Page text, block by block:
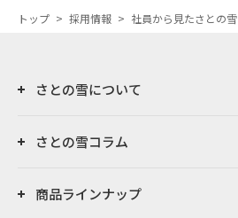
トップ > 採用情報 > 社員から見たさとの雪
さとの雪について
さとの雪コラム
商品ラインナップ